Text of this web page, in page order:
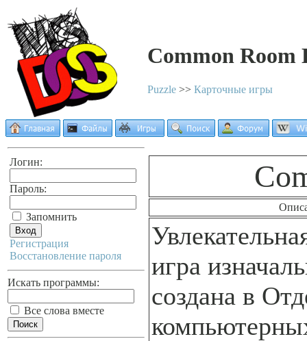
Common Room
Puzzle >> Карточные игры
Логин:
Пароль:
Запомнить
Регистрация
Восстановление пароля
Искать программы:
Все слова вместе
игра
создана в